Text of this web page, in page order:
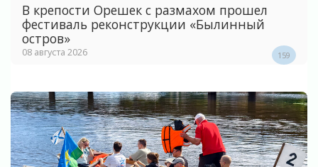
В крепости Орешек с размахом прошел
фестиваль реконструкции «Былинный
остров»
08 августа 2026 159